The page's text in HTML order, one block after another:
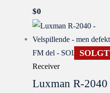
$0
SOLGT
Receiver
Luxman R-2040